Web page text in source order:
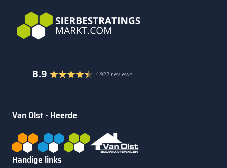
8.9 4.927 reviews
Van Olst - Heerde
Handige links